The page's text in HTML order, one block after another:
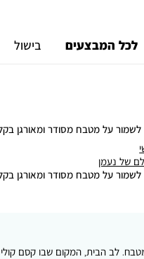
לכל המבצעים בישול
לשמור על מטבח מסודר ומאורגן
ראשי
של נעמןהעולם
של
לשמור על מטבח מסודר ומאורגן
לב הבית, המקום שבו קסם